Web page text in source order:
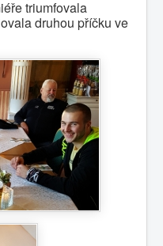
triumfovala
druhou příčku ve